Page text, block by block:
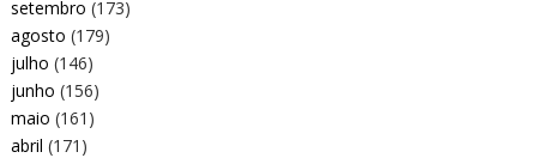
setembro (173)
agosto (179)
julho (146)
junho (156)
maio (161)
abril (171)